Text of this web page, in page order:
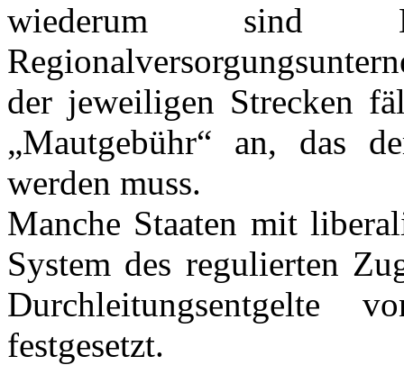
wiederum sind
der jeweiligen Strecken
„Mautgebühr“ an, das
werden muss.
Manche Staaten mit
System des regulierten
Durchleitungsentgelte
festgesetzt.